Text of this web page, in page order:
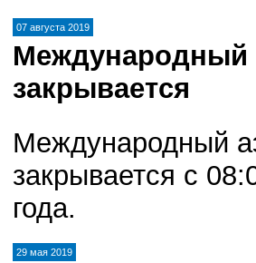
07 августа 2019
Международный
закрывается
Международный
закрывается с
года.
29 мая 2019